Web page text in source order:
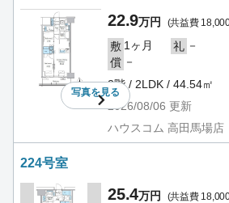
写真を見る
22.9万円 (共益費
敷 1ヶ月 礼 －
償 －
2階 / 2LDK / 44.54㎡
2026/08/06 更新
ハウスコム 高田馬場店
224号室
25.4万円 (共益費